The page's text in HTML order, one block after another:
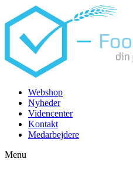
Videre
til
Webshop
Nyheder
Videncenter
Kontakt
Medarbejdere
Menu